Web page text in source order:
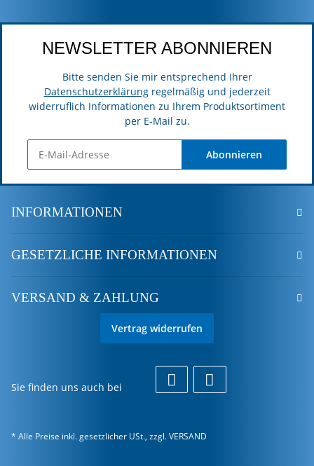
NEWSLETTER ABONNIEREN
Bitte senden Sie mir entsprechend Ihrer
Datenschutzerklärungregelmäßig und jederzeit
widerruflich Informationen zu Ihrem Produktsortiment
per E-Mail zu.
Abonnieren
INFORMATIONEN
GESETZLICHE INFORMATIONEN
VERSAND & ZAHLUNG
Vertrag widerrufen
Sie finden uns auch bei
* Alle Preise inkl. gesetzlicher USt., zzgl.VERSAND